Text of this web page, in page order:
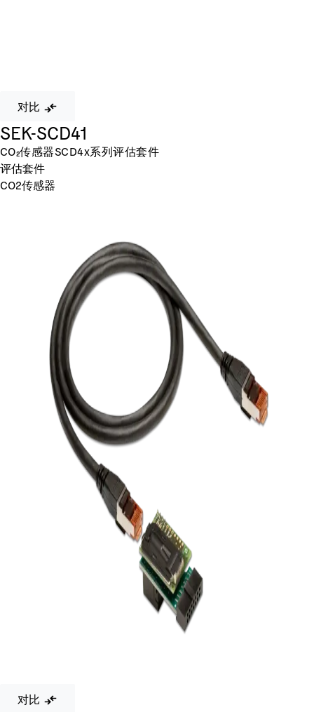
对比
SEK-SCD41
CO₂传感器SCD4x系列评估套件
评估套件
CO2传感器
对比